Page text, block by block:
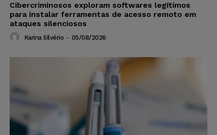
Cibercriminosos exploram softwares legítimos
para instalar ferramentas de acesso remoto em
ataques silenciosos
Karina Silvério - 05/08/2026